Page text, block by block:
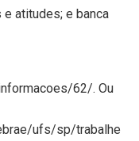
atitudes; e banca
62/. Ou
ufs/sp/trabalhe